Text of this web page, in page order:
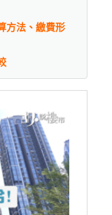
方法、繳費形